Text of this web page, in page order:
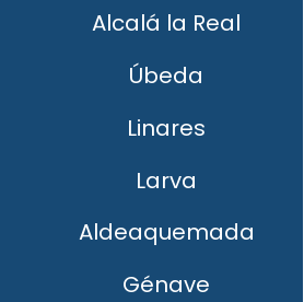
Alcalá la Real
Úbeda
Linares
Larva
Aldeaquemada
Génave